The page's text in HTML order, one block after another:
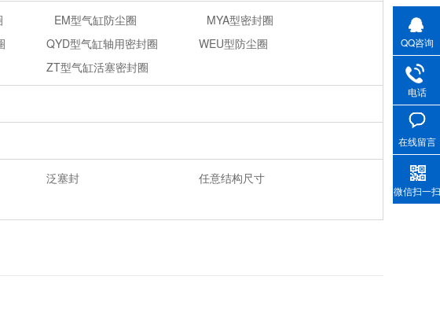
EM型气缸防尘圈
MYA型密封圈
QYD型气缸轴用密封圈
WEU型防尘圈
ZT型气缸活塞密封圈
泛塞封
任意结构尺寸
QQ咨询
电话
在线留言
微信扫一扫